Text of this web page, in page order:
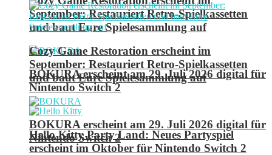
September: Restauriert Retro-Spielkassetten
und baut Eure Spielesammlung auf
BOKURA erscheint am 29. Juli 2026 digital für
Nintendo Switch 2
Hello Kitty Party Land: Neues Partyspiel
erscheint im Oktober für Nintendo Switch 2
Cozy Game Restoration erscheint im
September: Restauriert Retro-Spielkassetten
und baut Eure Spielesammlung auf
BOKURA erscheint am 29. Juli 2026 digital für
Nintendo Switch 2